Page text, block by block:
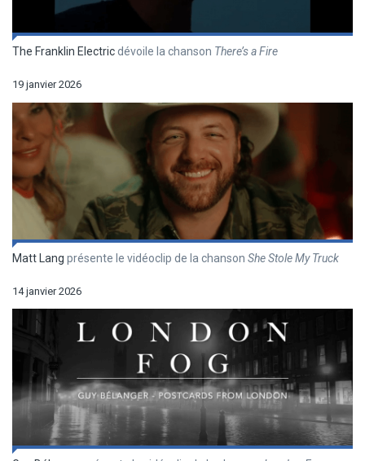
The Franklin Electricdévoile la chanson There’s a Fire
19 janvier 2026
Matt Lang présente le vidéoclip de la chanson She Stole My Truck
14 janvier 2026